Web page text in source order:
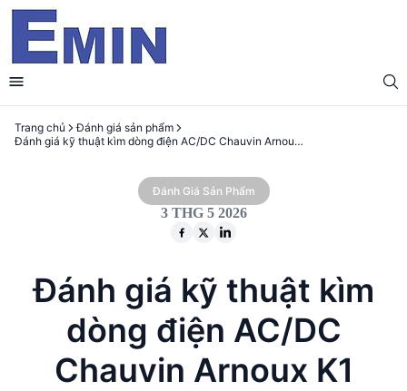
Trang chủ
Đánh giá sản phẩm
Đánh giá kỹ thuật kìm dòng điện AC/DC Chauvin Arnoux K1
Đánh Giá Sản Phẩm
3 THG 5 2026
Đánh giá kỹ thuật kìm
dòng điện AC/DC
Chauvin Arnoux K1